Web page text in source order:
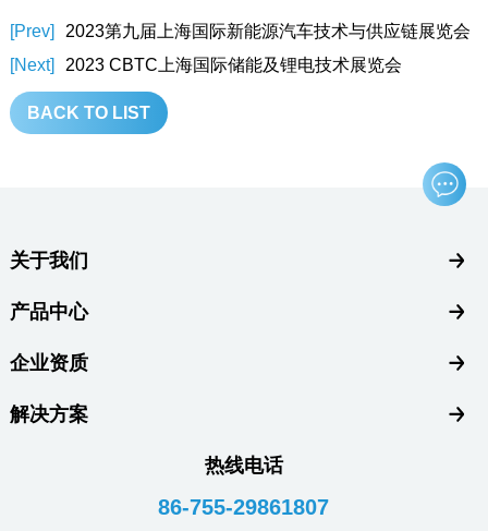
[Prev]
2023第九届上海国际新能源汽车技术与供应链展览会
[Next]
2023 CBTC上海国际储能及锂电技术展览会
BACK TO LIST
关于我们
产品中心
企业资质
解决方案
热线电话
86-755-29861807